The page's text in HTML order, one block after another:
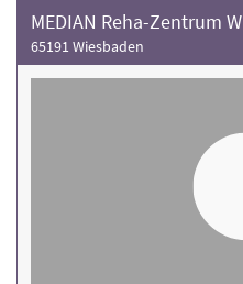
MEDIAN Reha-Zentrum
65191 Wiesbaden